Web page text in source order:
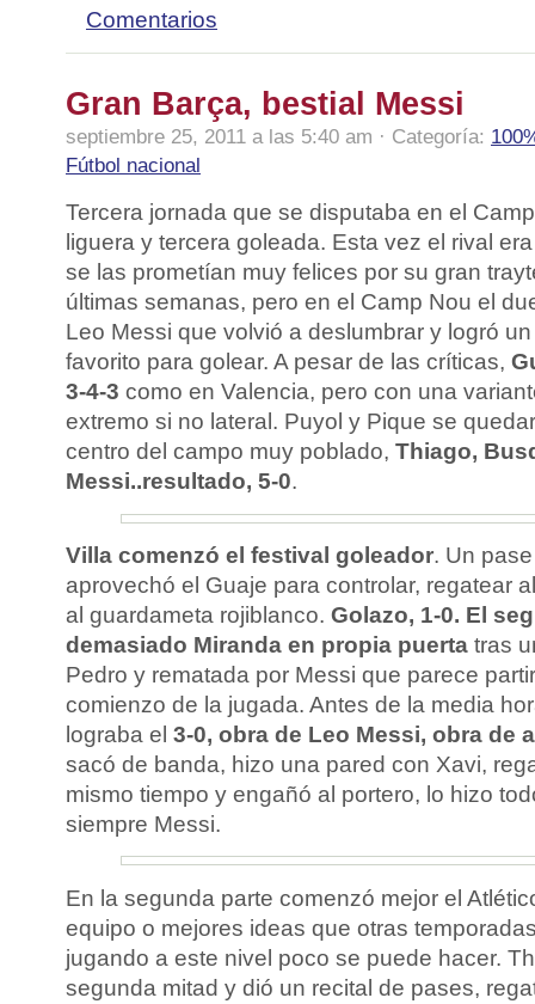
Comentarios
Gran Barça, bestial Messi
septiembre 25, 2011 a las 5:40 am · Categoría:
Fútbol nacional
Tercera jornada que se disputaba en el
liguera y tercera goleada. Esta vez el rival
se las prometían muy felices por su gran
últimas semanas, pero en el Camp Nou el
Leo Messi que volvió a deslumbrar y logró
favorito para golear. A pesar de las críticas,
3-4-3 como en Valencia, pero con una
extremo si no lateral. Puyol y Pique se
centro del campo muy poblado, Thiago,
Messi..resultado, 5-0.
Villa comenzó el festival goleador. Un
aprovechó el Guaje para controlar, regatear
al guardameta rojiblanco. Golazo, 1-0. El
demasiado Miranda en propia puerta tras
Pedro y rematada por Messi que parece
comienzo de la jugada. Antes de la media
lograba el 3-0, obra de Leo Messi, obra de
sacó de banda, hizo una pared con Xavi,
mismo tiempo y engañó al portero, lo hizo
siempre Messi.
En la segunda parte comenzó mejor el
equipo o mejores ideas que otras
jugando a este nivel poco se puede hacer.
segunda mitad y dió un recital de pases,